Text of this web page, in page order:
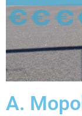
A.